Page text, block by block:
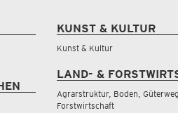
KUNST & KULTUR
Kunst & Kultur
LAND- &
Agrarstruktur, Boden,
Forstwirtschaft